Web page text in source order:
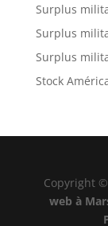
Surplus
Surplus
Surplus
Stock
Copyright ©
web à